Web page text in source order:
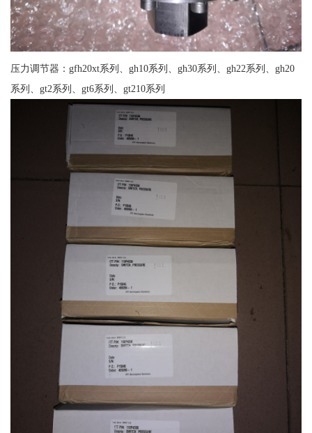
压力调节器：gfh20xt系列、gh10系列、gh30系列、gh22系列、gh20
系列、gt2系列、gt6系列、gt210系列